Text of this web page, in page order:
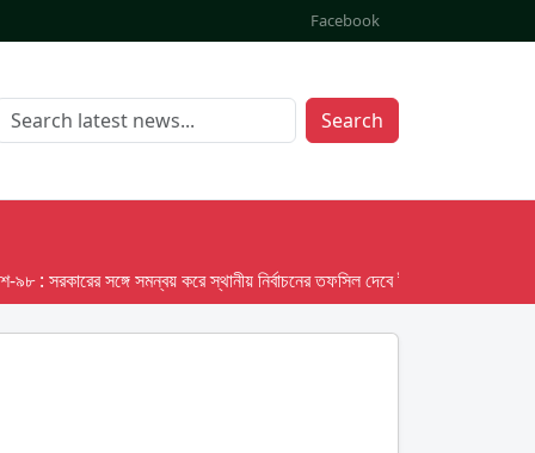
Facebook
Search
সরকারের সঙ্গে সমন্বয় করে স্থানীয় নির্বাচনের তফসিল দেবে ইসি; অক্টোবর লক্ষ্য ধরে